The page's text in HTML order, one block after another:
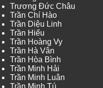
Trương Đức Châu
Trần Chí Hào
Trần Diệu Linh
Trần Hiếu
Trần Hoàng Vy
Trần Hà Vân
Trần Hòa Bình
Trần Minh Hải
Trần Minh Luân
Trần Minh Tú